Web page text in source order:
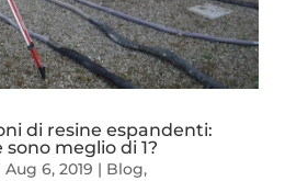
di resine espandenti:
meglio di 1?
Aug 6, 2019 | Blog,